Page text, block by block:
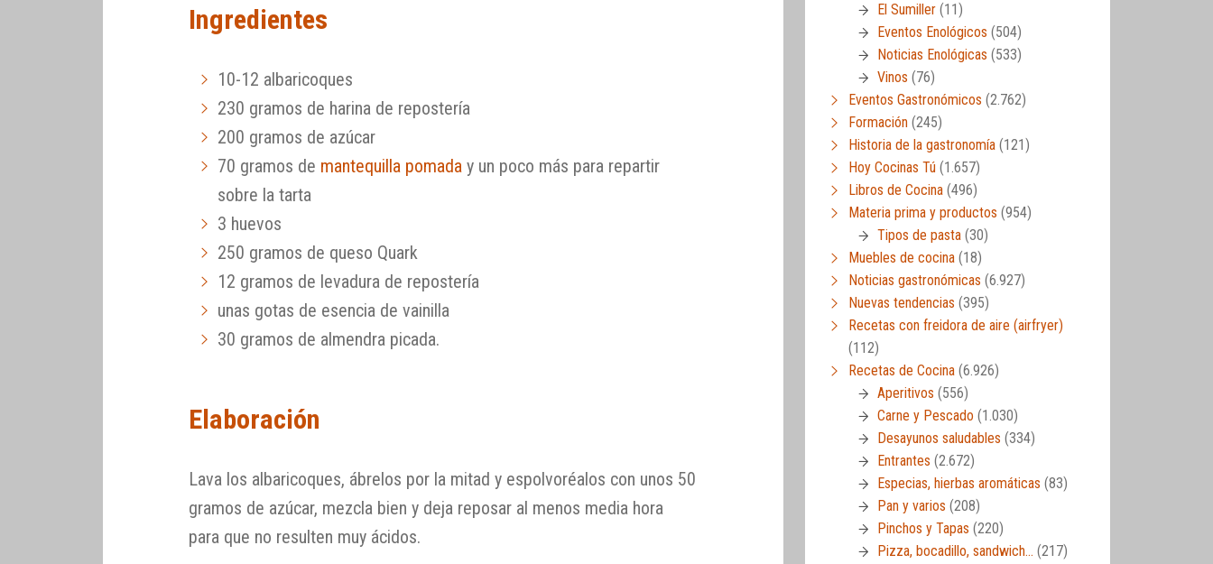
Ingredientes
10-12 albaricoques
230 gramos de harina de repostería
200 gramos de azúcar
70 gramos de mantequilla pomada y un poco más para repartir
sobre la tarta
3 huevos
250 gramos de queso Quark
12 gramos de levadura de repostería
unas gotas de esencia de vainilla
30 gramos de almendra picada.
Elaboración
Lava los albaricoques, ábrelos por la mitad y espolvoréalos con unos 50
gramos de azúcar, mezcla bien y deja reposar al menos media hora
para que no resulten muy ácidos.
El Sumiller (11)
Eventos Enológicos (504)
Noticias Enológicas (533)
Vinos (76)
Eventos Gastronómicos (2.762)
Formación (245)
Historia de la gastronomía (121)
Hoy Cocinas Tú (1.657)
Libros de Cocina (496)
Materia prima y productos (954)
Tipos de pasta (30)
Muebles de cocina (18)
Noticias gastronómicas (6.927)
Nuevas tendencias (395)
Recetas con freidora de aire (airfryer)
(112)
Recetas de Cocina (6.926)
Aperitivos (556)
Carne y Pescado (1.030)
Desayunos saludables (334)
Entrantes (2.672)
Especias, hierbas aromáticas (83)
Pan y varios (208)
Pinchos y Tapas (220)
Pizza, bocadillo, sandwich… (217)